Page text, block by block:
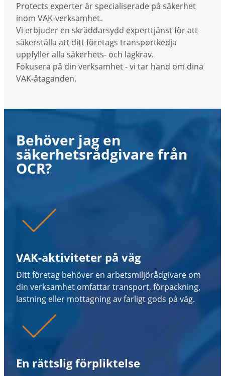
Protects experter är specialiserade på säkerhet
inom VAK-verksamhet.
Vi erbjuder en skräddarsydd experttjänst för att
säkerställa att ditt företags transportkedja
uppfyller alla säkerhets- och lagkrav.
Fokusera på din verksamhet - vi tar hand om dina
VAK-åtaganden.
Behöver jag en
säkerhetsrådgivare från
OCR?
VAK-aktiviteter på väg
Ditt företag behöver en arbetsmiljörådgivare om
din verksamhet omfattar transport, förpackning,
lastning eller mottagning av farligt gods på väg.
En rättslig förpliktelse